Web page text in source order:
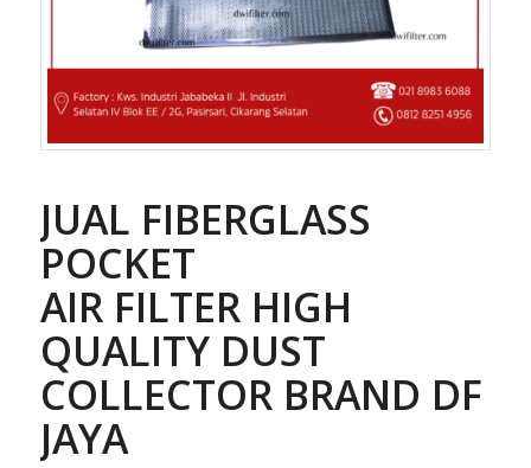
JUAL FIBERGLASS
POCKET
AIR FILTER HIGH
QUALITY DUST
COLLECTOR BRAND DF
JAYA